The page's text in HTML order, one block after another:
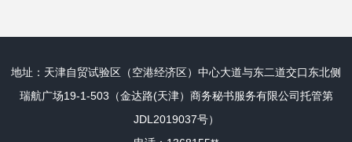
加工产业博览会盛
地址：天津自贸试验区（空港经济区）中心大道与东二道交口东北侧
瑞航广场19-1-503（金达路(天津）商务秘书服务有限公司托管第
JDL2019037号）